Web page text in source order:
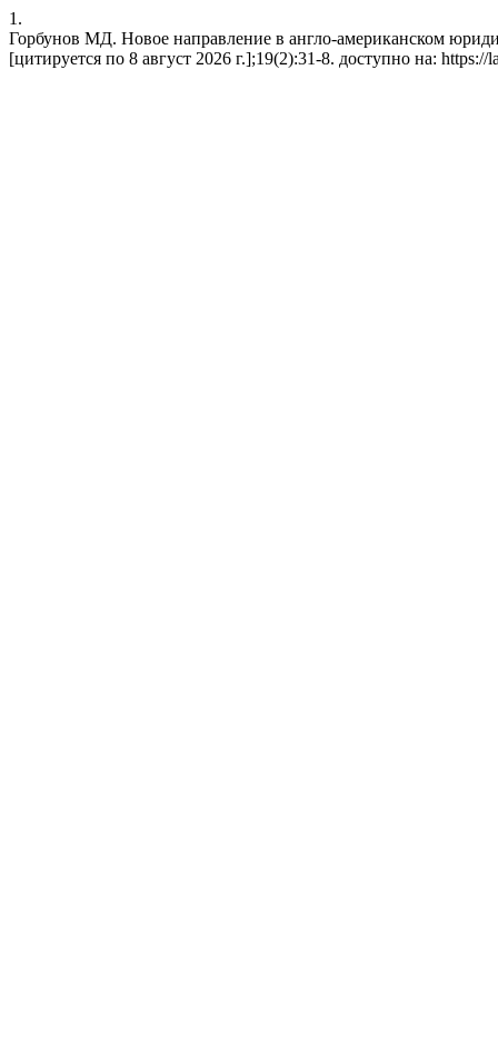
1.
Горбунов МД. Новое направление в англо-американском
[цитируется по 8 август 2026 г.];19(2):31-8. доступно на: